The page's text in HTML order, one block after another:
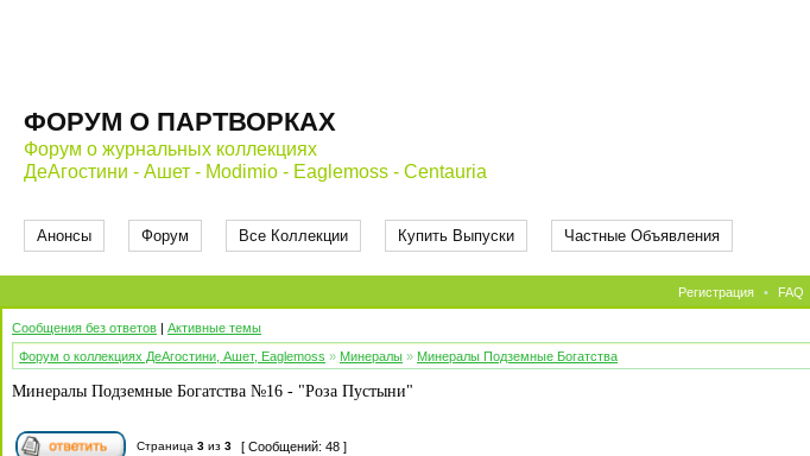
ФОРУМ О ПАРТВОРКАХ
Форум о журнальных коллекциях
ДеАгостини - Ашет - Modimio - Eaglemoss - Centauria
Анонсы Форум Все Коллекции Купить Выпуски Частные Объявления
Регистрация • FAQ
Сообщения без ответов | Активные темы
Форум о коллекциях ДеАгостини, Ашет, Eaglemoss » Минералы » Минералы Подземные Богатства
Минералы Подземные Богатства №16 - "Роза Пустыни"
Страница 3 из 3 [ Сообщений: 48 ]